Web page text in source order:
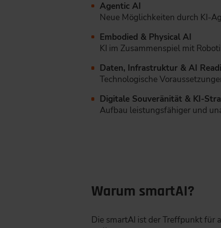
Agentic AI
Neue Möglichkeiten durch KI-
Embodied & Physical AI
KI im Zusammenspiel mit
Daten, Infrastruktur & AI
Technologische
Digitale Souveränität & KI-
Aufbau leistungsfähiger und
Warum smartAI?
Die smartAI ist der Treffpunkt für